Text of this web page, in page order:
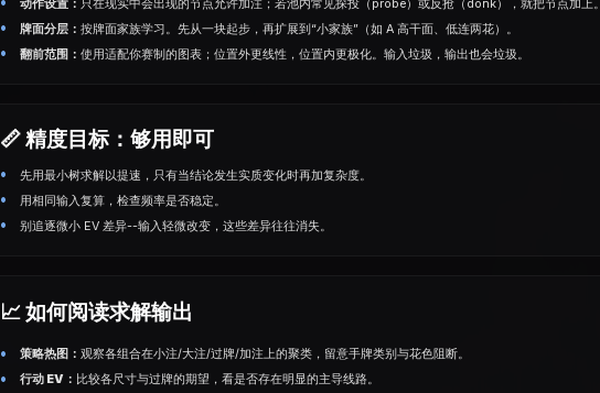
动作设置： 只在现实中会出现的节点允许加注；若池内常见探投（probe）或反抢（donk），就把节点加上。
牌面分层：按牌面家族学习。先从一块起步，再扩展到“小家族”（如 A 高干面、低连两花）。
翻前范围：使用适配你赛制的图表；位置外更线性，位置内更极化。输入垃圾，输出也会垃圾。
📏 精度目标：够用即可
先用最小树求解以提速，只有当结论发生实质变化时再加复杂度。
用相同输入复算，检查频率是否稳定。
别追逐微小 EV 差异--输入轻微改变，这些差异往往消失。
📈 如何阅读求解输出
策略热图：观察各组合在小注/大注/过牌/加注上的聚类，留意手牌类别与花色阻断。
行动 EV： 比较各尺⼨与过牌的期望，看是否存在明显的主导线路。